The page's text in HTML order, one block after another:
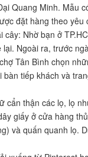
Quang Minh. Mẫu
đặt hàng theo yêu
cây: Nhờ bạn ở
Ngoài ra, trước
Tân Bình chọn
bàn tiếp khách và
cẩn thận các lọ, lọ
giấy ở cửa hàng
và quấn quanh lọ.